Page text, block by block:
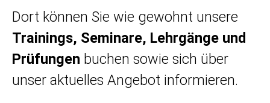
Dort können Sie wie gewohnt unsere
Trainings, Seminare, Lehrgänge und
Prüfungen buchen sowie sich über
unser aktuelles Angebot informieren.